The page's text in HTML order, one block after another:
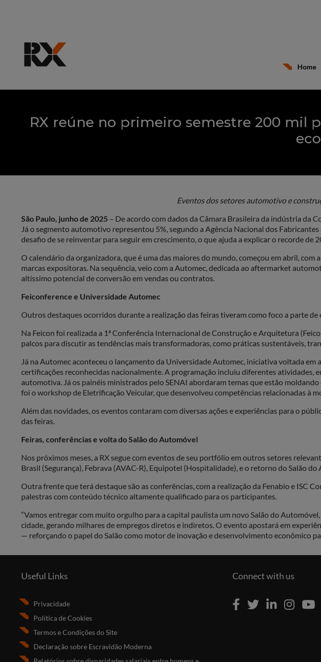
Home
RX reúne no primeiro semestre 200 mil
Eventos dos setores automotivo e
São Paulo, junho de 2025 – De acordo com dados da Câmara Brasileira da indústria da
Já o segmento automotivo representou 5%, segundo a Agência Nacional dos
desafio de se reinventar para seguir em crescimento, o que ajuda a explicar o recorde
O calendário da organizadora, que é uma das maiores do mundo, começou em abril,
marcas expositoras. Na sequência, veio com a Automec, dedicada ao aftermarket
altíssimo potencial de conversão em vendas ou contratos.
Feiconference e Universidade Automec
Outros destaques ocorridos durante a realização das feiras tiveram como foco a parte
Na Feicon foi realizada a 1ª Conferência Internacional de Construção e Arquitetura
palcos para discutir as tendências mais transformadoras, como práticas sustentáveis,
Já na Automec aconteceu o lançamento da Universidade Automec, iniciativa voltada
certificações reconhecidas nacionalmente. A programação incluiu diferentes atividades,
automotiva. Já os painéis ministrados pelo SENAI abordaram temas que estão
foi o workshop de Eletrificação Veicular, que desenvolveu competências relacionadas à
Além das novidades, os eventos contaram com diversas ações e experiências para o
das feiras.
Feiras, conferências e volta do Salão do Automóvel
Nos próximos meses, a RX segue com eventos de seu portfólio em outros setores
Brasil (Segurança), Febrava (AVAC-R), Equipotel (Hospitalidade), e o retorno do Salão
Outra frente que terá destaque são as conferências, com a realização da Fenabio e ISC
palestras com conteúdo técnico altamente qualificado para os participantes.
“Vamos entregar com muito orgulho para a capital paulista um novo Salão do
cidade, gerando milhares de empregos diretos e indiretos. O evento apostará em
— reforçando o papel do Salão como motor de inovação e desenvolvimento econômico
Useful Links
Privacidade
Política de Cookies
Termos e Condições do Site
Declaração sobre Escravidão Moderna
Connect with us